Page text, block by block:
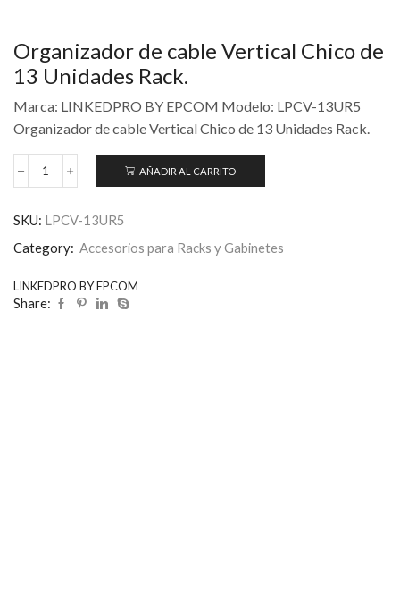
Organizador de cable Vertical Chico de
13 Unidades Rack.
Marca: LINKEDPRO BY EPCOM Modelo: LPCV-13UR5
Organizador de cable Vertical Chico de 13 Unidades Rack.
AÑADIR AL CARRITO
SKU: LPCV-13UR5
Category: Accesorios para Racks y Gabinetes
LINKEDPRO BY EPCOM
Share: